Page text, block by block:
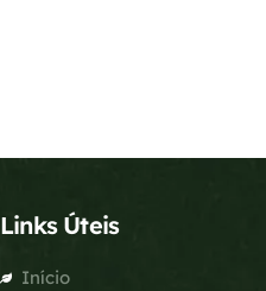
Links Úteis
Início